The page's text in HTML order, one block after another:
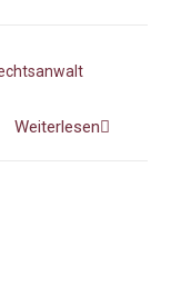
Weiterlesen